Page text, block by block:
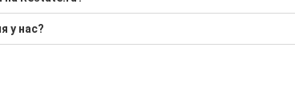
для подбора подходящего вам
у нас?